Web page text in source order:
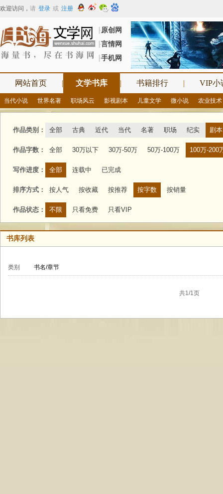
欢迎访问 ， 请 登录 或 注册
┠原创网
┠言情网
┠手机网
网站首页 | 文学书库 | 书籍排行 | VIP小
当代小说 世界名著 职场风云 影视剧本 儿童文学 微小说 农业技术
作品类别： 全部 古典 近代 当代 名著 职场 纪实 剧本
作品字数： 全部 30万以下 30万-50万 50万-100万 100万-200
写作进度： 全部 连载中 已完成
排序方式： 按人气 按收藏 按推荐 按字数 按销量
作品状态： 不限 只看免费 只看VIP
书库列表
类别 书名/章节
共1/1页